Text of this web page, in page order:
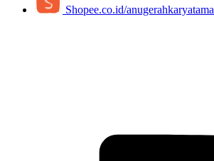
Shopee.co.id/anugerahkaryatama